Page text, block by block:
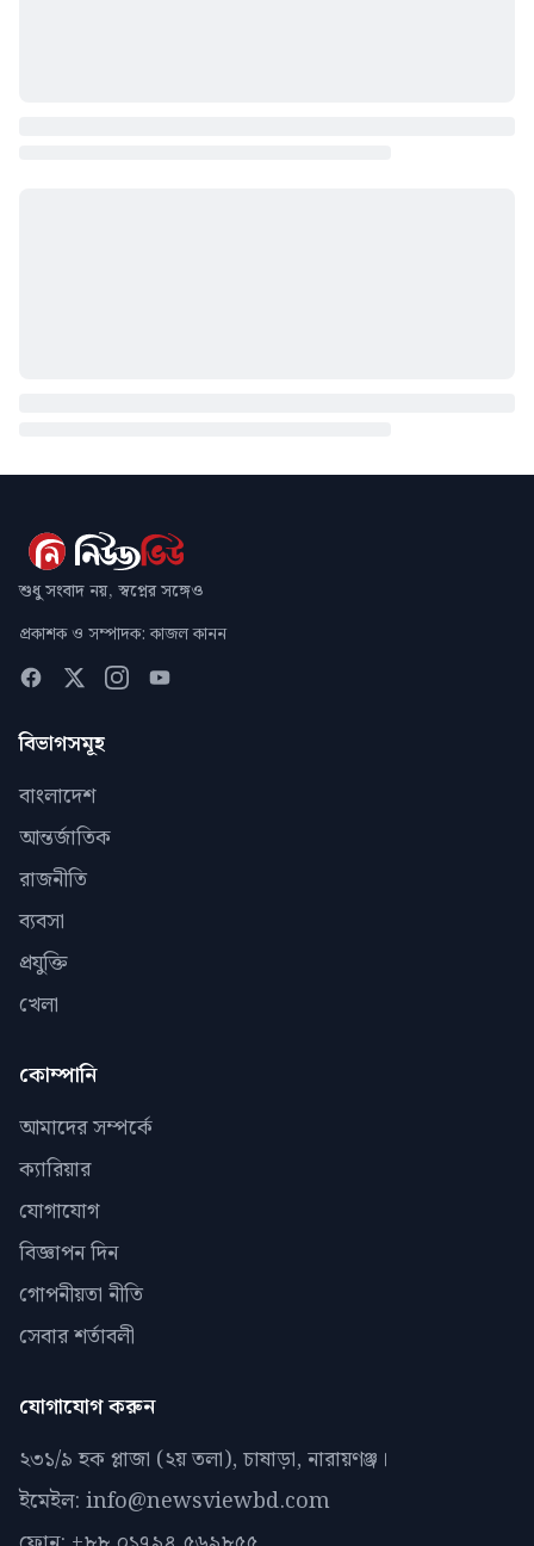
শুধু সংবাদ নয়, স্বপ্নের সঙ্গেও
প্রকাশক ও সম্পাদক: কাজল কানন
বিভাগসমূহ
বাংলাদেশ
আন্তর্জাতিক
রাজনীতি
ব্যবসা
প্রযুক্তি
খেলা
কোম্পানি
আমাদের সম্পর্কে
ক্যারিয়ার
যোগাযোগ
বিজ্ঞাপন দিন
গোপনীয়তা নীতি
সেবার শর্তাবলী
যোগাযোগ করুন
২৩১/৯ হক প্লাজা (২য় তলা), চাষাড়া, নারায়ণঞ্জ।
ইমেইল: info@newsviewbd.com